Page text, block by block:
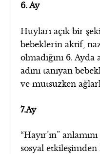
6. Ay
Huyları açık bir
bebeklerin aktif,
olmadığını 6.
adını tanıyan
ve mutsuzken
7.Ay
“Hayır’ın”
sosyal